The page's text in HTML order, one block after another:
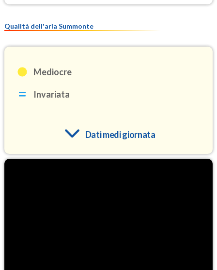
Qualità dell'aria Summonte
Mediocre
Invariata
Dati medi giornata